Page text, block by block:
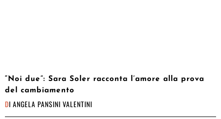
“Noi due”: Sara Soler racconta l’amore alla prova
del cambiamento
DI ANGELA PANSINI VALENTINI